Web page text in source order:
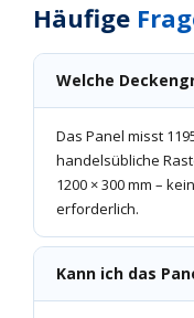
Häufige
Welche
Das Panel misst
handelsübliche
1200 × 300 mm –
erforderlich.
Kann ich das